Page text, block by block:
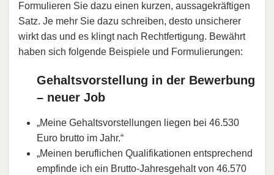
Formulieren Sie dazu einen kurzen, aussagekräftigen
Satz. Je mehr Sie dazu schreiben, desto unsicherer
wirkt das und es klingt nach Rechtfertigung. Bewährt
haben sich folgende Beispiele und Formulierungen:
Gehaltsvorstellung in der Bewerbung
– neuer Job
„Meine Gehaltsvorstellungen liegen bei 46.530
Euro brutto im Jahr.“
„Meinen beruflichen Qualifikationen entsprechend
empfinde ich ein Brutto-Jahresgehalt von 46.570